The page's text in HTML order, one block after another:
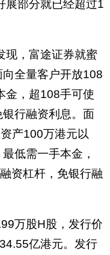
展部分就已经超过1
现，富途证券就蜜
全量客户开放108
金，超108手可使
行融资利息。面
产100万港元以
低需一手本金，
资杠杆，免银行融
万股H股，发行价
亿港元。发行